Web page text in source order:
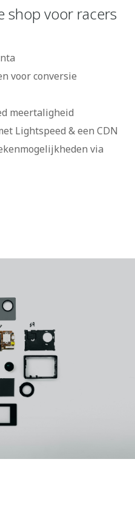
shop voor racers
voor conversie
meertaligheid
Lightspeed & een CDN
via